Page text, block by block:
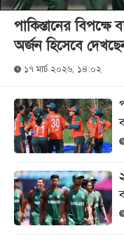
পাকিস্তানের
অর্জন হিসেবে
১৭ মার্চ ২০২৬, ১৪:০২